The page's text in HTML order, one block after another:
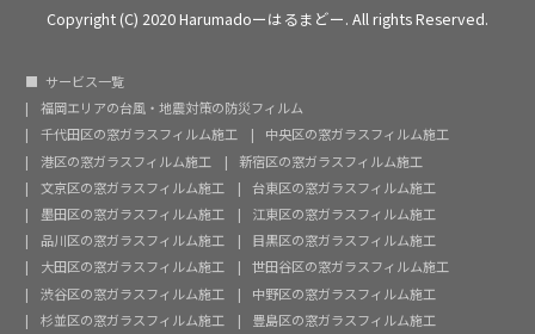
Copyright (C) 2020 Harumadoーはるまどー. All rights Reserved.
サービス一覧
福岡エリアの台風・地震対策の防災フィルム
千代田区の窓ガラスフィルム施工
中央区の窓ガラスフィルム施工
港区の窓ガラスフィルム施工
新宿区の窓ガラスフィルム施工
文京区の窓ガラスフィルム施工
台東区の窓ガラスフィルム施工
墨田区の窓ガラスフィルム施工
江東区の窓ガラスフィルム施工
品川区の窓ガラスフィルム施工
目黒区の窓ガラスフィルム施工
大田区の窓ガラスフィルム施工
世田谷区の窓ガラスフィルム施工
渋谷区の窓ガラスフィルム施工
中野区の窓ガラスフィルム施工
杉並区の窓ガラスフィルム施工
豊島区の窓ガラスフィルム施工